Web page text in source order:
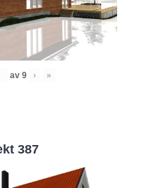
av 9 › »
387